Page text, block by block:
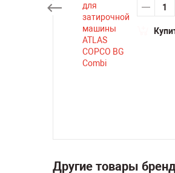
Другие товары